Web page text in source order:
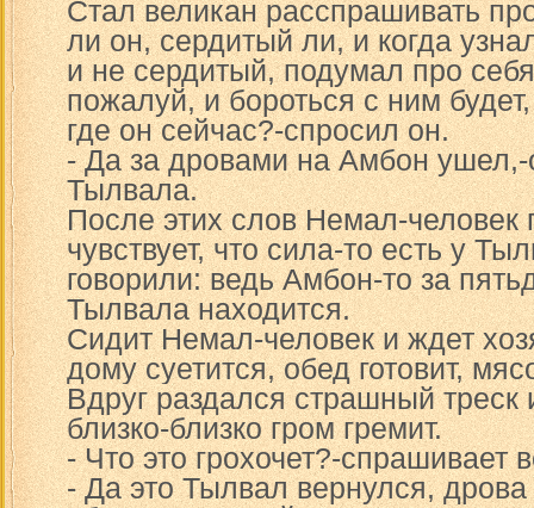
Стал великан расспрашивать
ли он, сердитый ли, и когда
и не сердитый, подумал про
пожалуй, и бороться с ним
где он сейчас?-спросил он.
- Да за дровами на Амбон ушел,-
Тылвала.
После этих слов Немал-человек
чувствует, что сила-то есть у
говорили: ведь Амбон-то за
Тылвала находится.
Сидит Немал-человек и ждет
дому суетится, обед готовит,
Вдруг раздался страшный треск
близко-близко гром гремит.
- Что это грохочет?-спрашивает
- Да это Тылвал вернулся,